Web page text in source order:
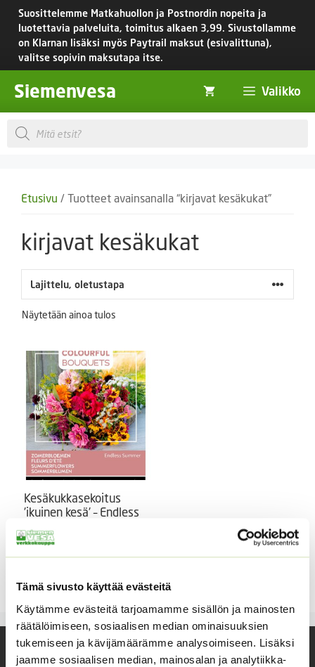
Tämä sivusto käyttää evästeitä
Käytämme evästeitä tarjoamamme sisällön ja mainosten
räätälöimiseen, sosiaalisen median ominaisuuksien
tukemiseen ja kävijämäärämme analysoimiseen. Lisäksi
jaamme sosiaalisen median, mainosalan ja analytiikka-
Siirry
sisältöön
Suosittelemme Matkahuollon ja Postnordin nopeita ja
luotettavia palveluita, toimitus alkaen 3,99. Sivustollamme
on Klarnan lisäksi myös Paytrail maksut (esivalittuna),
valitse sopivin maksutapa itse.
Siemenvesa Valikko
Products
search
Etusivu / Tuotteet avainsanalla “kirjavat kesäkukat”
kirjavat kesäkukat
Näytetään ainoa tulos
Kesäkukkasekoitus
’ikuinen kesä’ – Endless
Summer valmispussi
Kesäkukkasekoitus Endless
4,90€ Sisältää arvonlisäveron
Yhteystiedot